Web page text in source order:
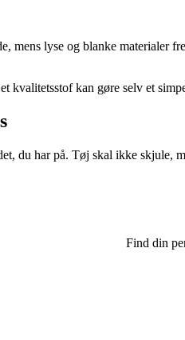
lyse og blanke materialer
kvalitetsstof kan gøre selv et
du har på. Tøj skal ikke
Find din